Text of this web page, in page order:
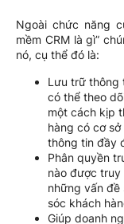
Ngoài chức năng
mềm CRM là gì”
nó, cụ thể đó là:
Lưu trữ thông
có thể theo
một cách kịp
hàng có cơ
thông tin đầy
Phân quyền
nào được truy
những vấn đề
sóc khách
Giúp doanh